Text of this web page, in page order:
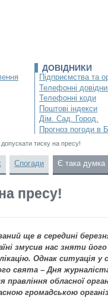
ДОВІДНИКИ
Підприємства та
Телефонні
Телефонні коди
Поштові індекси
Дім. Сад. Город.
Прогноз погоди в
тиску на пресу!
Спогади Є така думка
пресу!
ще в середині
змусив нас зняти
Однак ситуація у
свята – Дня
обласної
громадською